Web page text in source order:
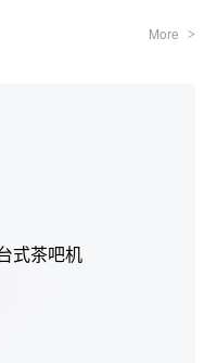
More >
式茶吧机